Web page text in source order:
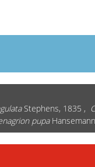
Stephens, 1835 ,
pupa